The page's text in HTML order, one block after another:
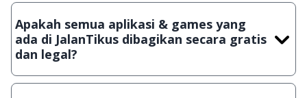
Apakah semua aplikasi & games yang
ada di JalanTikus dibagikan secara gratis
dan legal?
Ya, JalanTikus hanya membagikan aplikasi & games yang